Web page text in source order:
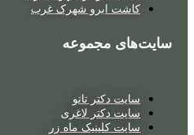
کاشت ابرو شهرک غرب
مجموعه
سایت دکتر تاتو
سایت دکتر لاغری
سایت کلینیک ماه زر